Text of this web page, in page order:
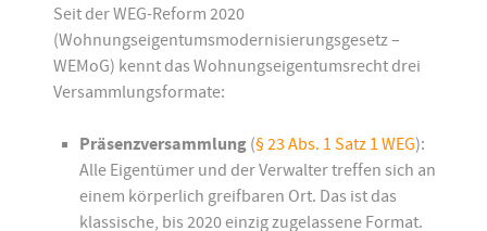
Seit der WEG-Reform 2020
(Wohnungseigentumsmodernisierungsgesetz –
WEMoG) kennt das Wohnungseigentumsrecht drei
Versammlungsformate:
Präsenzversammlung (§ 23 Abs. 1 Satz 1 WEG):
Alle Eigentümer und der Verwalter treffen sich an
einem körperlich greifbaren Ort. Das ist das
klassische, bis 2020 einzig zugelassene Format.